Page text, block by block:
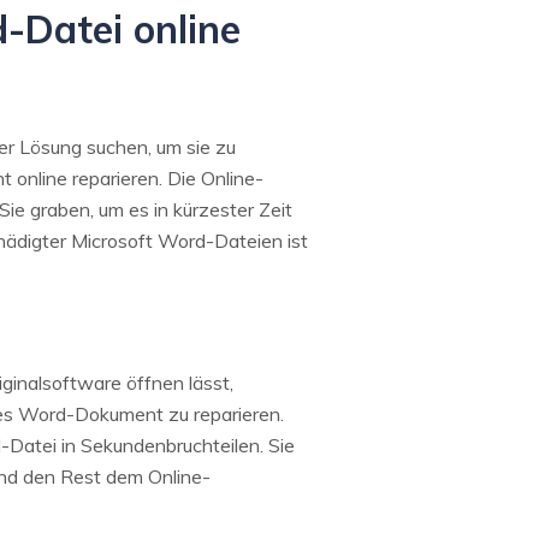
Datei online
Lösung suchen, um sie zu
online reparieren. Die Online-
graben, um es in kürzester Zeit
Microsoft Word-Dateien ist
öffnen lässt,
Word-Dokument zu reparieren.
in Sekundenbruchteilen. Sie
den Rest dem Online-